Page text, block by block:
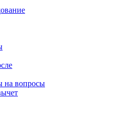
на вопросы